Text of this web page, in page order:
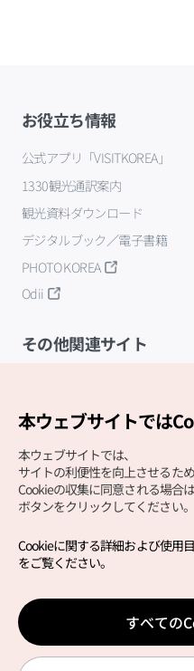
お役立ち情報
公式アプリ「VISITKOREA」
1330観光通訳案内
観光資料ダウンロード
デジタルブック／電子書籍
PHOTO KOREA
Odii
その他関連サイト
Copyright (c) Korea Tourism
サイトエラー報告公式メ
japanese@knto.or.kr
本ウェブサイトでは
本ウェブサイトでは、
サイトの利便性を向上させるた
Cookieの収集に同意される場合
ボタンをクリックしてください。
Cookieに関する詳細および使用
をご覧ください。
すべての